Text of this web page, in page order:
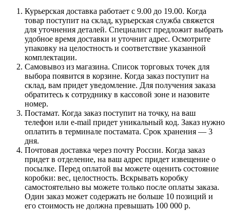
Курьерская доставка работает с 9.00 до 19.00. Когда
товар поступит на склад, курьерская служба свяжется
для уточнения деталей. Специалист предложит выбрать
удобное время доставки и уточнит адрес. Осмотрите
упаковку на целостность и соответствие указанной
комплектации.
Самовывоз из магазина. Список торговых точек для
выбора появится в корзине. Когда заказ поступит на
склад, вам придет уведомление. Для получения заказа
обратитесь к сотруднику в кассовой зоне и назовите
номер.
Постамат. Когда заказ поступит на точку, на ваш
телефон или e-mail придет уникальный код. Заказ нужно
оплатить в терминале постамата. Срок хранения — 3
дня.
Почтовая доставка через почту России. Когда заказ
придет в отделение, на ваш адрес придет извещение о
посылке. Перед оплатой вы можете оценить состояние
коробки: вес, целостность. Вскрывать коробку
самостоятельно вы можете только после оплаты заказа.
Один заказ может содержать не больше 10 позиций и
его стоимость не должна превышать 100 000 р.